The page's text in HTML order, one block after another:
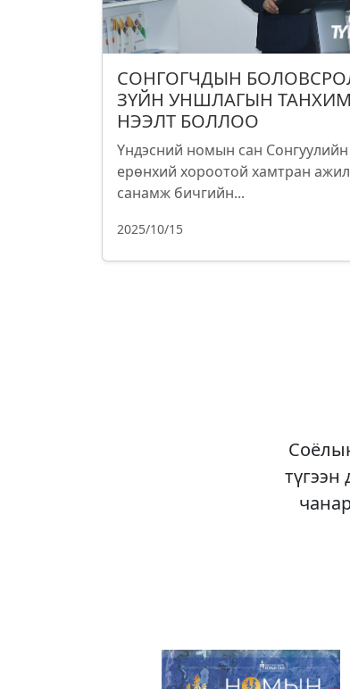
СОНГОГЧДЫН
ЗҮЙН УНШЛАГЫН
НЭЭЛТ БОЛЛОО
Үндэсний номын сан Сонгуулийн
ерөнхий хороотой хамтран
санамж бичгийн...
2025/10/15
түгээн